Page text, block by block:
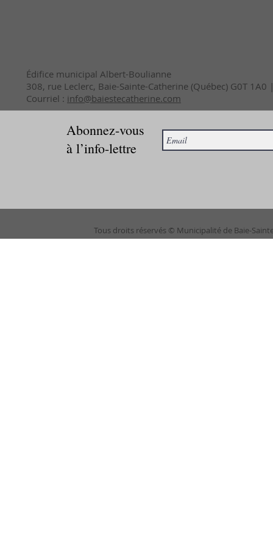
Édifice municipal Albert-Boulianne
308, rue Leclerc, Baie-Sainte-Catherine (Québec) G0T
Courriel : info@baiestecatherine.com
Abonnez-vous
à l’info-lettre
Tous droits réservés © Municipalité de Baie-